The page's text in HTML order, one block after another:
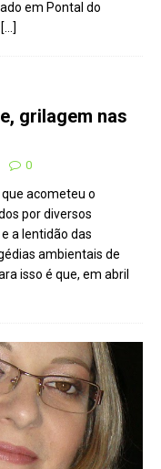
em Pontal do
[…]
grilagem nas
0
acometeu o
por diversos
a lentidão das
ambientais de
isso é que, em abril